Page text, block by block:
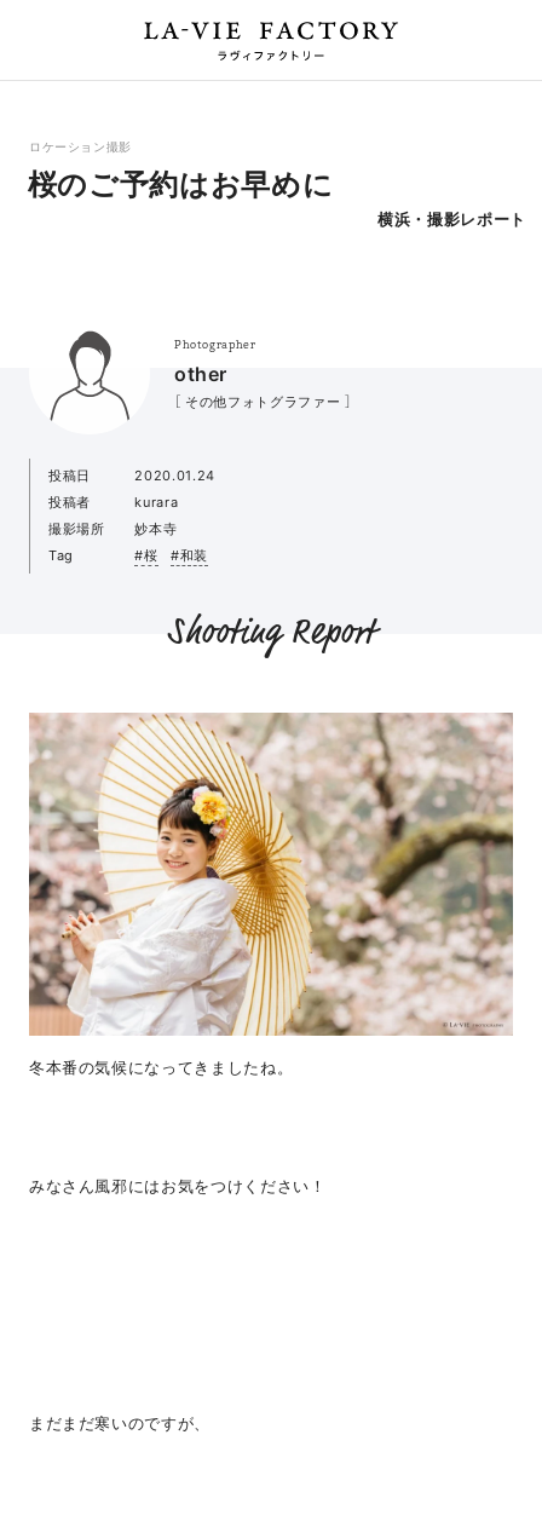
ロケーション撮影
桜のご予約はお早めに
横浜・撮影レポート
Photographer
other
［ その他フォトグラファー ］
投稿日
2020.01.24
投稿者
kurara
撮影場所
妙本寺
Tag
#桜 #和装
Shooting Report
冬本番の気候になってきましたね。
みなさん風邪にはお気をつけください！
まだまだ寒いのですが、